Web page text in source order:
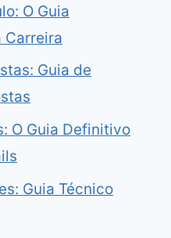
O Guia
Carreira
Guia de
O Guia Definitivo
Guia Técnico